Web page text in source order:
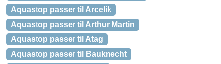
Aquastop passer til Arcelik
Aquastop passer til Arthur Martin
Aquastop passer til Atag
Aquastop passer til Bauknecht